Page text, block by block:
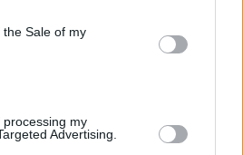
Sale of my
my
Advertising.